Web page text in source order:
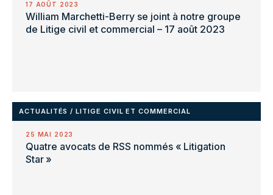
17 AOÛT 2023
William Marchetti-Berry se joint à notre groupe
de Litige civil et commercial – 17 août 2023
ACTUALITÉS /LITIGE CIVIL ET COMMERCIAL
25 MAI 2023
Quatre avocats de RSS nommés « Litigation
Star »